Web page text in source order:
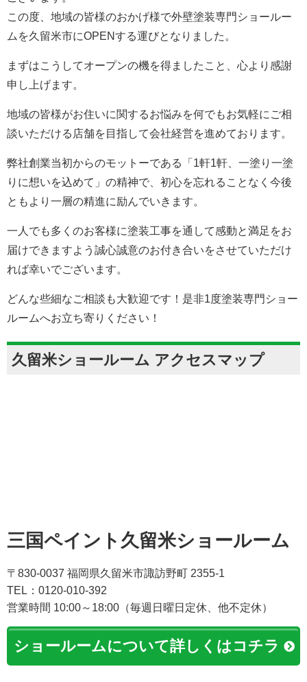
この度、地域の皆様のおかげ様で外壁塗装専門ショールー
ムを久留米市にOPENする運びとなりました。
まずはこうしてオープンの機を得ましたこと、心より感謝
申し上げます。
地域の皆様がお住いに関するお悩みを何でもお気軽にご相
談いただける店舗を目指して会社経営を進めております。
弊社創業当初からのモットーである「1軒1軒、一塗り一塗
りに想いを込めて」の精神で、初心を忘れることなく今後
ともより一層の精進に励んでいきます。
一人でも多くのお客様に塗装工事を通して感動と満足をお
届けできますよう誠心誠意のお付き合いをさせていただけ
れば幸いでございます。
どんな些細なご相談も大歓迎です！是非1度塗装専門ショー
ルームへお立ち寄りください！
久留米ショールーム アクセスマップ
三国ペイント久留米ショールーム
〒830-0037 福岡県久留米市諏訪野町 2355-1
TEL：0120-010-392
営業時間 10:00～18:00（毎週日曜日定休、他不定休）
ショールームについて詳しくはコチラ